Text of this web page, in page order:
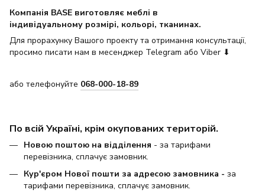
Компанія BASE виготовляє меблі в
індивідуальному розмірі, кольорі, тканинах.
Для прорахунку Вашого проекту та отримання консультації,
просимо писати нам в месенджер Telegram або Viber ⬇
або телефонуйте 068-000-18-89
По всій Україні, крім окупованих територій.
Новою поштою на відділення - за тарифами
перевізника, сплачує замовник.
Кур'єром Нової пошти за адресою замовника - за
тарифами перевізника, сплачує замовник.